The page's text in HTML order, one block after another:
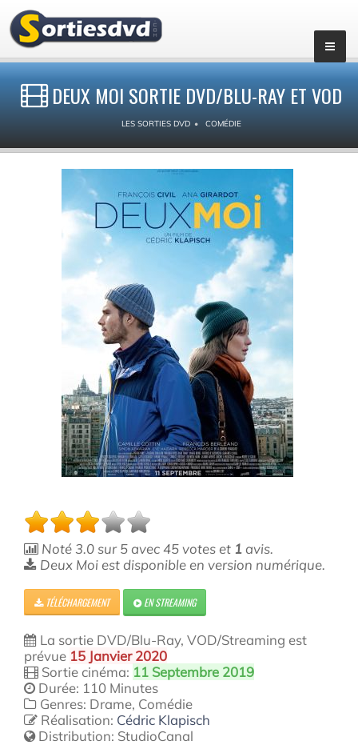
DEUX MOI SORTIE DVD/BLU-RAY ET VOD
LES SORTIES DVD COMÉDIE
Noté 3.0sur5 avec45votes et 1 avis.
Deux Moi est disponible en version numérique.
TÉLÉCHARGEMENT EN STREAMING
La sortie DVD/Blu-Ray, VOD/Streaming est
prévue 15 Janvier 2020
Sortie cinéma: 11 Septembre 2019
Durée: 110 Minutes
Genres: Drame, Comédie
Réalisation: Cédric Klapisch
Distribution: StudioCanal